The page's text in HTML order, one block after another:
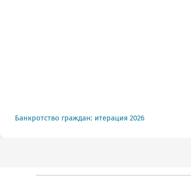
Банкротство граждан: итерация 2026